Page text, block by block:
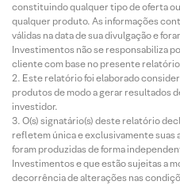
constituindo qualquer tipo de oferta
qualquer produto. As informações
válidas na data de sua divulgação e
Investimentos não se responsabiliza
cliente com base no presente
Este relatório foi elaborado
produtos de modo a gerar resultados
investidor.
O(s) signatário(s) deste relatório
refletem única e exclusivamente suas
foram produzidas de forma
Investimentos e que estão sujeitas a
decorrência de alterações nas